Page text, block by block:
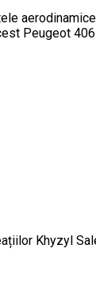
Peugeot
Khyzyl